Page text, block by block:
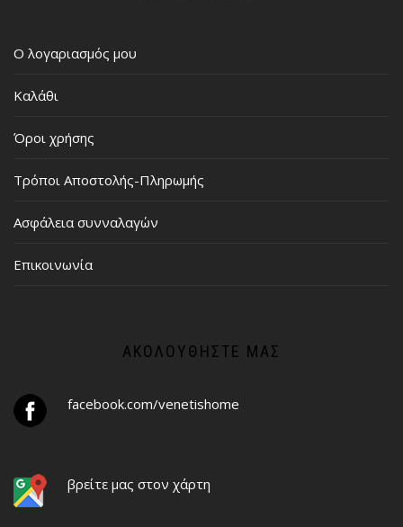
Ο λογαριασμός μου
Καλάθι
Όροι χρήσης
Τρόποι Αποστολής-Πληρωμής
Ασφάλεια συνναλαγών
Επικοινωνία
ΑΚΟΛΟΥΘΉΣΤΕ ΜΑΣ
facebook.com/venetishome
βρείτε μας στον χάρτη